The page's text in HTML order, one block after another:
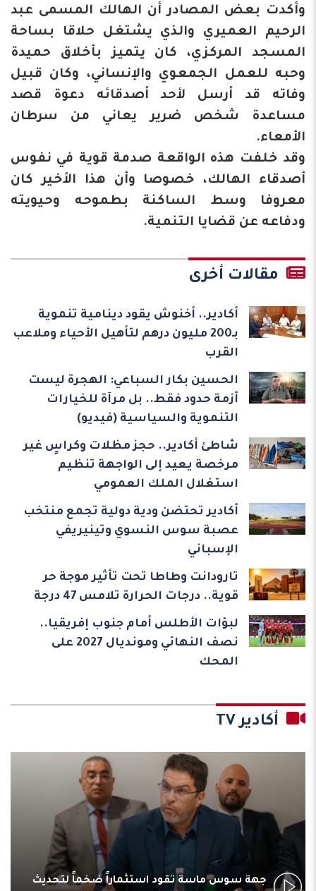
وأكدت بعض المصادر أن الهالك المسمى عبد
الرحيم العميري والذي يشتغل حلاقا بساحة
المسجد المركزي، كان يتميز بأخلاق حميدة
وحبه للعمل الجمعوي والإنساني، وكان قبيل
وفاته قد أرسل لأحد أصدقائه دعوة قصد
مساعدة شخص ضرير يعاني من سرطان
الأمعاء.
وقد خلفت هذه الواقعة صدمة قوية في نفوس
أصدقاء الهالك، خصوصا وأن هذا الأخير كان
معروفا وسط الساكنة بطموحه وحيويته
ودفاعه عن قضايا التنمية.
مقالات أخرى
أكادير.. أخنوش يقود دينامية تنموية
بـ200 مليون درهم لتأهيل الأحياء وملاعب
القرب
الحسين بكار السباعي: الهجرة ليست
أزمة حدود فقط.. بل مرآة للخيارات
التنموية والسياسية (فيديو)
شاطئ أكادير.. حجز مظلات وكراسٍ غير
مرخصة يعيد إلى الواجهة تنظيم
استغلال الملك العمومي
أكادير تحتضن ودية دولية تجمع منتخب
عصبة سوس النسوي وتينيريفي
الإسباني
تارودانت وطاطا تحت تأثير موجة حر
قوية.. درجات الحرارة تلامس 47 درجة
لبؤات الأطلس أمام جنوب إفريقيا..
نصف النهائي ومونديال 2027 على
المحك
أكادير TV
جهة سوس ماسة تقود استثماراً ضخماً لتحديث